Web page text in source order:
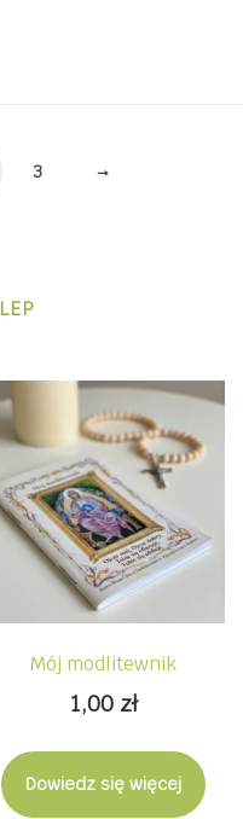
3 →
Mój modlitewnik
1,00 zł
Dowiedz się więcej